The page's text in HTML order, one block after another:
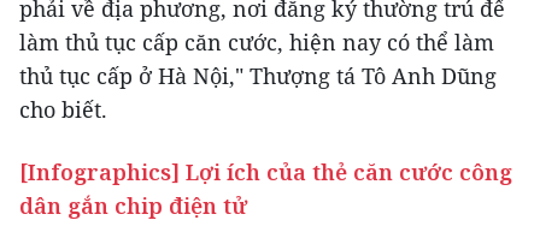
phải về địa phương, nơi đăng ký thường trú để
làm thủ tục cấp căn cước, hiện nay có thể làm
thủ tục cấp ở Hà Nội," Thượng tá Tô Anh Dũng
cho biết.
[Infographics] Lợi ích của thẻ căn cước công
dân gắn chip điện tử